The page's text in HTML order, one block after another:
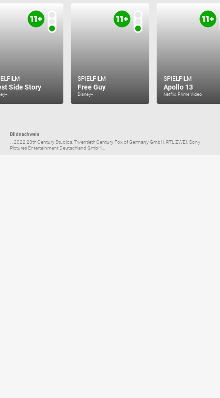
Side Story
SPIELFILM
Free Guy
Disney+
SPIELFILM
Apollo 13
Netflix, Prime Video
Bildnachweis
, , 2022 20th Century Studios, Twentieth Century Fox of Germany GmbH, RTL ZWEI, Sony
Pictures Entertainment Deutschland GmbH...